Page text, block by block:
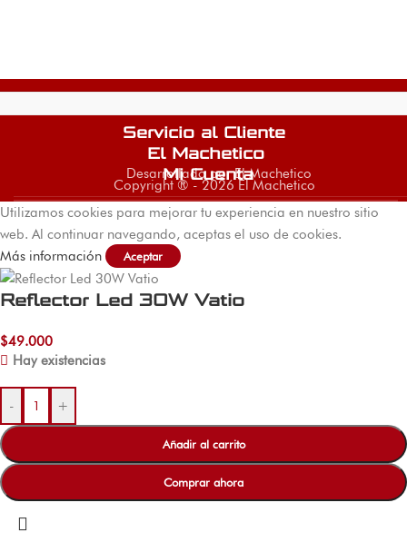
Servicio al Cliente
El Machetico
Mi Cuenta
Desarrollado por El Machetico
Copyright ® - 2026 El Machetico
Utilizamos cookies para mejorar tu experiencia en nuestro sitio
web. Al continuar navegando, aceptas el uso de cookies.
Más información
Aceptar
Reflector Led 30W Vatio
$49.000
Hay existencias
- +
Añadir al carrito
Comprar ahora